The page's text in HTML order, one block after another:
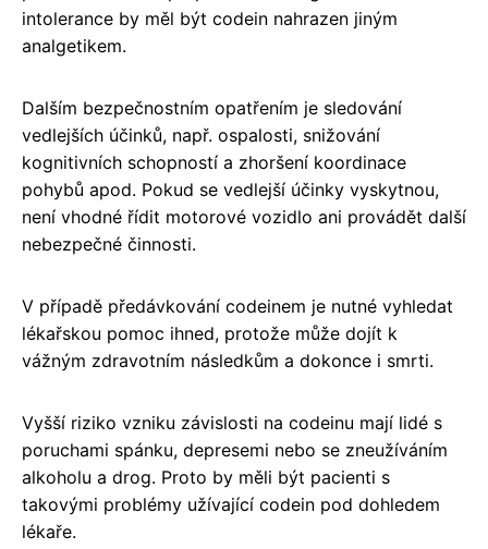
intolerance by měl být codein nahrazen jiným
analgetikem.
Dalším bezpečnostním opatřením je sledování
vedlejších účinků, např. ospalosti, snižování
kognitivních schopností a zhoršení koordinace
pohybů apod. Pokud se vedlejší účinky vyskytnou,
není vhodné řídit motorové vozidlo ani provádět další
nebezpečné činnosti.
V případě předávkování codeinem je nutné vyhledat
lékařskou pomoc ihned, protože může dojít k
vážným zdravotním následkům a dokonce i smrti.
Vyšší riziko vzniku závislosti na codeinu mají lidé s
poruchami spánku, depresemi nebo se zneužíváním
alkoholu a drog. Proto by měli být pacienti s
takovými problémy užívající codein pod dohledem
lékaře.